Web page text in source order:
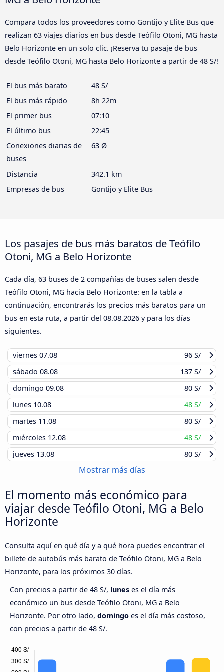
Compara todos los proveedores como Gontijo y Elite Bus que
realizan 63 viajes diarios en bus desde Teófilo Otoni, MG hasta
Belo Horizonte en un solo clic. ¡Reserva tu pasaje de bus
desde Teófilo Otoni, MG hasta Belo Horizonte a partir de 48 S/!
El bus más barato
48 S/
El bus más rápido
8h 22m
El primer bus
07:10
El último bus
22:45
Conexiones diarias de
buses
63 Ø
Distancia
342.1 km
Empresas de bus
Gontijo y Elite Bus
Los pasajes de bus más baratos de Teófilo
Otoni, MG a Belo Horizonte
Cada día, 63 buses de 2 compañías de buses salen desde
Teófilo Otoni, MG hacia Belo Horizonte: en la tabla a
continuación, encontrarás los precios más baratos para un
bus en esta ruta, a partir del 08.08.2026 y para los días
siguientes.
viernes 07.08
96 S/
sábado 08.08
137 S/
domingo 09.08
80 S/
lunes 10.08
48 S/
martes 11.08
80 S/
miércoles 12.08
48 S/
jueves 13.08 80 S/
Mostrar más días
El momento más económico para
viajar desde Teófilo Otoni, MG a Belo
Horizonte
Consulta aquí en qué día y a qué hora puedes encontrar el
billete de autobús más barato de Teófilo Otoni, MG a Belo
Horizonte, para los próximos 30 días.
Con precios a partir de 48 S/, lunes es el día más
económico un bus desde Teófilo Otoni, MG a Belo
Horizonte. Por otro lado, domingo es el día más costoso,
con precios a partir de 48 S/.